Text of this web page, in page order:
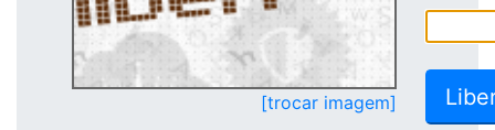
[trocar imagem]